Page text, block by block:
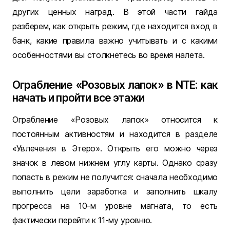
других ценных наград. В этой части гайда
разберем, как открыть режим, где находится вход в
банк, какие правила важно учитывать и с какими
особенностями вы столкнетесь во время налета.
Ограбление «Розовых лапок» в NTE: как
начать и пройти все этажи
Ограбление «Розовых лапок» относится к
постоянным активностям и находится в разделе
«Увлечения в Этеро». Открыть его можно через
значок в левом нижнем углу карты. Однако сразу
попасть в режим не получится: сначала необходимо
выполнить цели заработка и заполнить шкалу
прогресса на 10-м уровне магната, то есть
фактически перейти к 11-му уровню.